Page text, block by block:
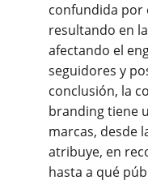
confundida por
resultando en
afectando el
seguidores y
conclusión, la
branding tiene
marcas, desde
atribuye, en
hasta a qué